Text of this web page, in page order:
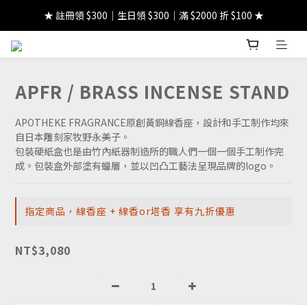
★ 註冊領 $300｜生日領 $300｜滿 $2000 折 $100 ★
★ 註冊領 $300｜生日領 $300｜滿 $2000 折 $100 ★
APFR / BRASS INCENSE STAND
APOTHEKE FRAGRANCE原創黃銅線香座，設計和手工制作均來
自日本雕刻家牧野永美子。
包裝硬紙盒也是由竹內紙器制造所的職人們一個一個手工制作完
成。包裝盒外部塗有蠟層，並以凹凸工藝法呈現品牌的logo。
指定商品，線香座 + 線香or塔香 享有九折優惠
NT$3,080